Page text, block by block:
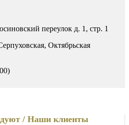
переулок д. 1, стр. 1
Октябрьская
/ Наши клиенты